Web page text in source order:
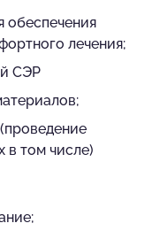
обеспечения
лечения;
СЭР
в том числе)